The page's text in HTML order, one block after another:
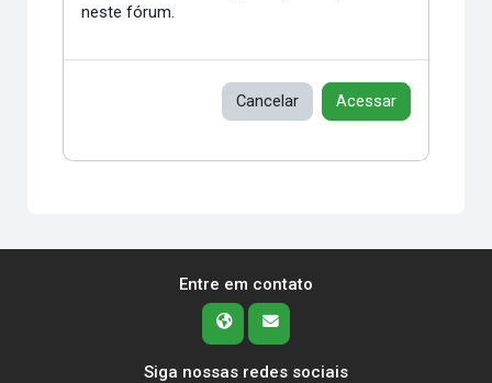
neste fórum.
Cancelar Acessar
Entre em contato
Siga nossas redes sociais